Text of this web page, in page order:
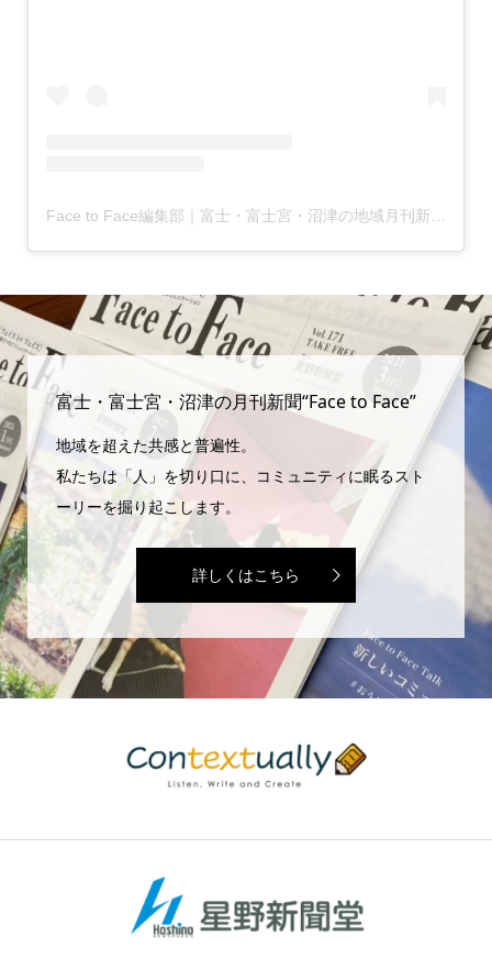
富士・富士宮・沼津の月刊新聞“Face to Face”
地域を超えた共感と普遍性。
私たちは「人」を切り口に、コミュニティに眠るスト
ーリーを掘り起こします。
詳しくはこちら